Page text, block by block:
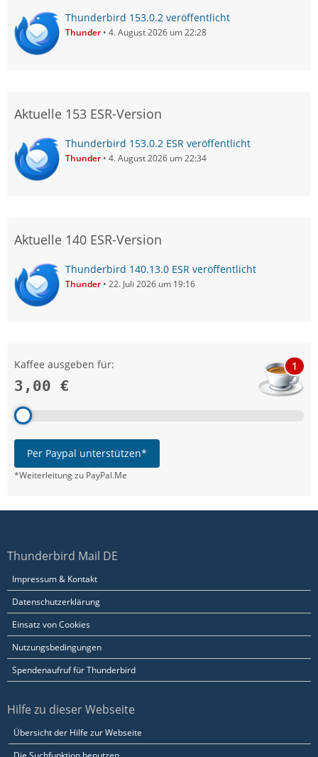
Thunderbird 153.0.2 veröffentlicht
Thunder 4. August 2026 um 22:28
Aktuelle 153 ESR-Version
Thunderbird 153.0.2 ESR veröffentlicht
Thunder 4. August 2026 um 22:34
Aktuelle 140 ESR-Version
Thunderbird 140.13.0 ESR veröffentlicht
Thunder 22. Juli 2026 um 19:16
Kaffee ausgeben für:
3,00 €
1
Per Paypal unterstützen*
*Weiterleitung zu PayPal.Me
Thunderbird Mail DE
Impressum & Kontakt
Datenschutzerklärung
Einsatz von Cookies
Nutzungsbedingungen
Spendenaufruf für Thunderbird
Hilfe zu dieser Webseite
Übersicht der Hilfe zur Webseite